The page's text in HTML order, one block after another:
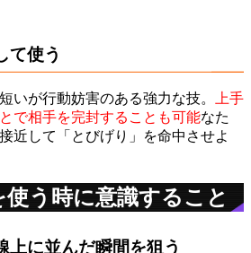
て使う
いが行動妨害のある強力な技。
上手
で相手を完封することも可能なた
近して「とびげり」を命中させよ
う時に意識すること
上に並んだ瞬間を狙う